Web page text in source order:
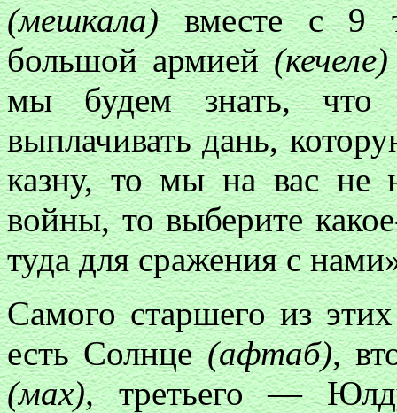
(мешкала)вместе с 9
большой армией(кечеле)
мы будем знать,
выплачивать дань,
казну, то мы на вас не
войны, то выберите
туда для сражения с
Самого старшего из
есть Солнце(афтаб),
(мах),третьего —